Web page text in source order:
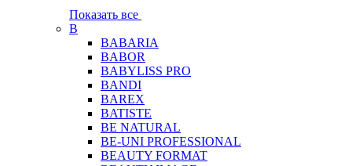
Показать все
B
BABARIA
BABOR
BABYLISS PRO
BANDI
BAREX
BATISTE
BE NATURAL
BE-UNI PROFESSIONAL
BEAUTY FORMAT